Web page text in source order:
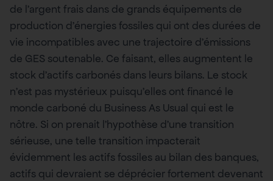
de l’argent frais dans de grands équipements de
production d’énergies fossiles qui ont des durées de
vie incompatibles avec une trajectoire d’émissions
de GES soutenable. Ce faisant, elles augmentent le
stock d’actifs carbonés dans leurs bilans. Le stock
n’est pas mystérieux puisqu’elles ont financé le
monde carboné du Business As Usual qui est le
nôtre. Si on prenait l’hypothèse d’une transition
sérieuse, une telle transition impacterait
évidemment les actifs fossiles au bilan des banques,
actifs qui devraient se déprécier fortement devenant